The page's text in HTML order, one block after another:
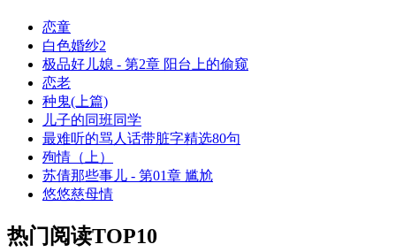
恋童
白色婚纱2
极品好儿媳 - 第2章 阳台上的偷窥
恋老
种鬼(上篇)
儿子的同班同学
最难听的骂人话带脏字精选80句
殉情（上）
苏倩那些事儿 - 第01章 尴尬
悠悠慈母情
热门阅读TOP10